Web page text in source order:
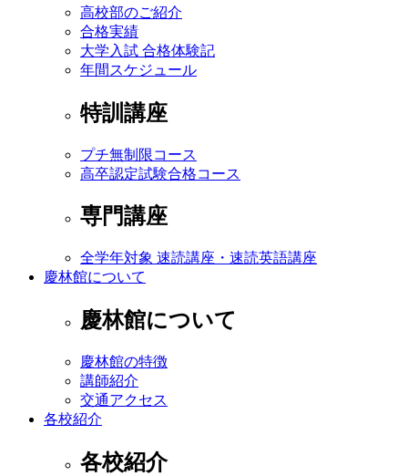
高校部のご紹介
合格実績
大学入試 合格体験記
年間スケジュール
特訓講座
プチ無制限コース
高卒認定試験合格コース
専門講座
全学年対象 速読講座・速読英語講座
慶林館について
慶林館について
慶林館の特徴
講師紹介
交通アクセス
各校紹介
各校紹介